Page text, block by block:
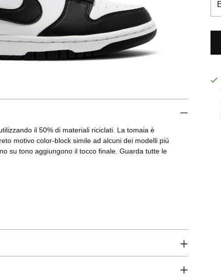
il 50% di materiali riciclati. La tomaia è
motivo color-block simile ad alcuni dei modelli più
su tono aggiungono il tocco finale. Guarda tutte le